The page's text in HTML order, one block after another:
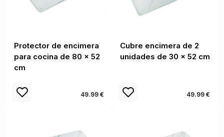
Protector de encimera
para cocina de 80 x 52
cm
49.99 €
Cubre encimera de 2
unidades de 30 x 52 cm
49.99 €